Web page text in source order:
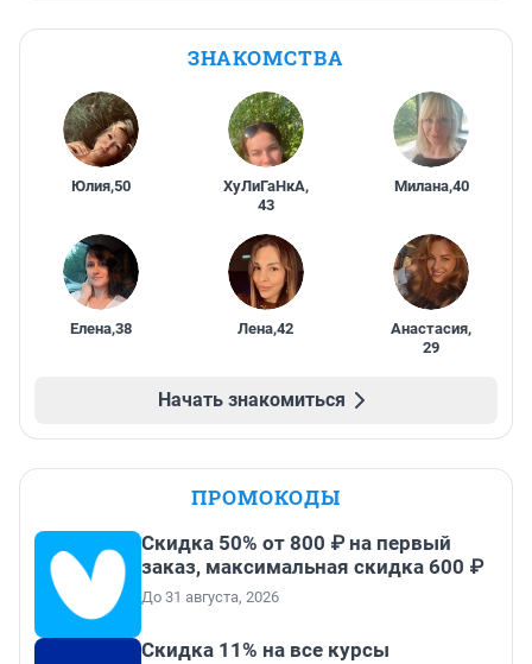
ЗНАКОМСТВА
Юлия,50 ХуЛиГаНкА,
43
Милана,40
Елена,38 Лена,42 Анастасия,
29
Начать знакомиться
ПРОМОКОДЫ
Скидка 50% от 800 ₽ на первый
заказ, максимальная скидка 600 ₽
До 31 августа, 2026
Скидка 11% на все курсы